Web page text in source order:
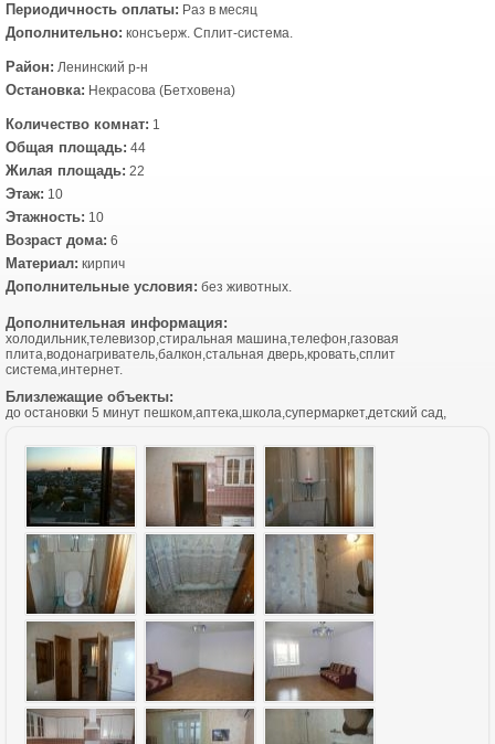
Периодичность оплаты: Раз в месяц
Дополнительно: консъерж. Сплит-система.
Район: Ленинский р-н
Остановка: Некрасова (Бетховена)
Количество комнат: 1
Общая площадь: 44
Жилая площадь: 22
Этаж: 10
Этажность: 10
Возраст дома: 6
Материал: кирпич
Дополнительные условия: без животных.
Дополнительная информация:
холодильник,телевизор,стиральная машина,телефон,газовая
плита,водонагриватель,балкон,стальная дверь,кровать,сплит
система,интернет.
Близлежащие объекты:
до остановки 5 минут пешком,аптека,школа,супермаркет,детский сад,